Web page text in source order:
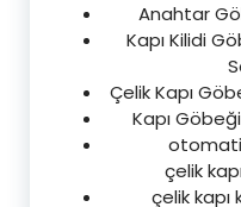
Anahtar
Kapı Kilidi
Çelik Kapı
Kapı
çelik
çelik